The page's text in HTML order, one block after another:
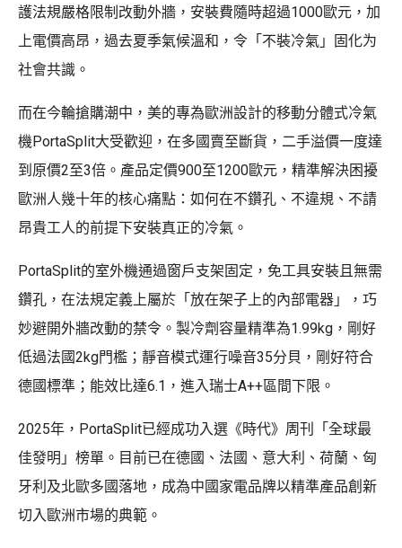
護法規嚴格限制改動外牆，安裝費隨時超過1000歐元，加
上電價高昂，過去夏季氣候溫和，令「不裝冷氣」固化为
社會共識。
而在今輪搶購潮中，美的專為歐洲設計的移動分體式冷氣
機PortaSplit大受歡迎，在多國賣至斷貨，二手溢價一度達
到原價2至3倍。產品定價900至1200歐元，精準解決困擾
歐洲人幾十年的核心痛點：如何在不鑽孔、不違規、不請
昂貴工人的前提下安裝真正的冷氣。
PortaSplit的室外機通過窗戶支架固定，免工具安裝且無需
鑽孔，在法規定義上屬於「放在架子上的內部電器」，巧
妙避開外牆改動的禁令。製冷劑容量精準為1.99kg，剛好
低過法國2kg門檻；靜音模式運行噪音35分貝，剛好符合
德國標準；能效比達6.1，進入瑞士A++區間下限。
2025年，PortaSplit已經成功入選《時代》周刊「全球最
佳發明」榜單。目前已在德國、法國、意大利、荷蘭、匈
牙利及北歐多國落地，成為中國家電品牌以精準產品創新
切入歐洲市場的典範。